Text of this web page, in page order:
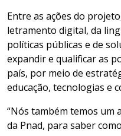
Entre as ações do
letramento digital, da
políticas públicas e de
expandir e qualificar as
país, por meio de
educação, tecnologias e
“Nós também temos um
da Pnad, para saber